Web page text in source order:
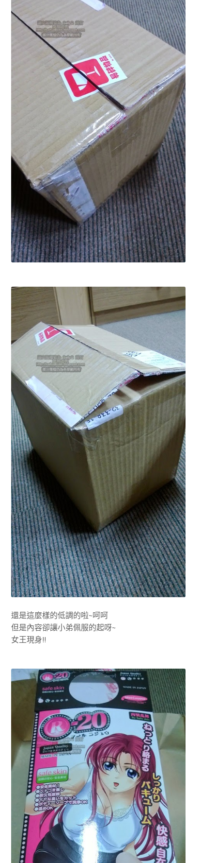
還是這麼樣的低調的啦~呵呵
但是內容卻讓小弟佩服的起呀~
女王現身!!